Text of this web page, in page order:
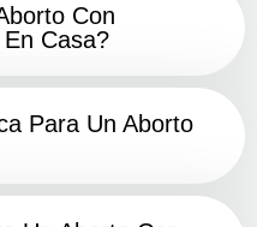
Con
Casa?
Para Un Aborto